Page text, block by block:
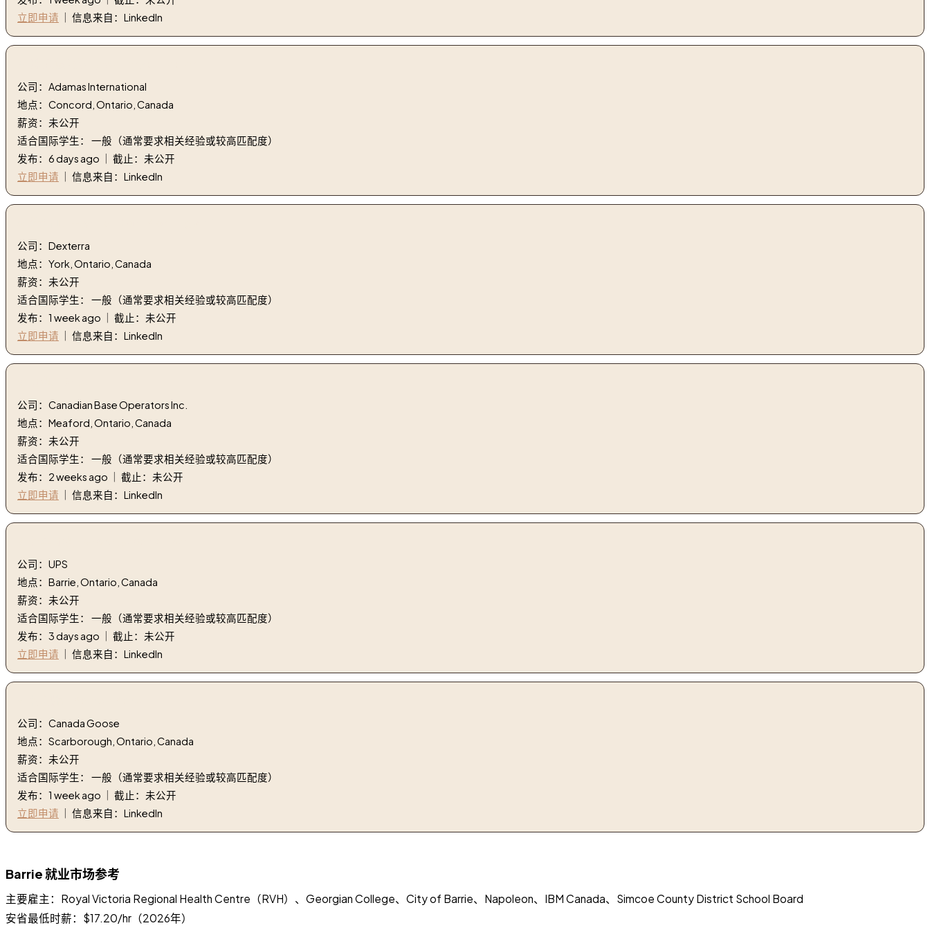
立即申请 ｜ 信息来自：LinkedIn
公司：Adamas International
地点：Concord, Ontario, Canada
薪资：未公开
适合国际学生： 一般（通常要求相关经验或较高匹配度）
发布：6 days ago ｜ 截止：未公开
立即申请 ｜ 信息来自：LinkedIn
公司：Dexterra
地点：York, Ontario, Canada
薪资：未公开
适合国际学生： 一般（通常要求相关经验或较高匹配度）
发布：1 week ago ｜ 截止：未公开
立即申请 ｜ 信息来自：LinkedIn
公司：Canadian Base Operators Inc.
地点：Meaford, Ontario, Canada
薪资：未公开
适合国际学生： 一般（通常要求相关经验或较高匹配度）
发布：2 weeks ago ｜ 截止：未公开
立即申请 ｜ 信息来自：LinkedIn
公司：UPS
地点：Barrie, Ontario, Canada
薪资：未公开
适合国际学生： 一般（通常要求相关经验或较高匹配度）
发布：3 days ago ｜ 截止：未公开
立即申请 ｜ 信息来自：LinkedIn
公司：Canada Goose
地点：Scarborough, Ontario, Canada
薪资：未公开
适合国际学生： 一般（通常要求相关经验或较高匹配度）
发布：1 week ago ｜ 截止：未公开
立即申请 ｜ 信息来自：LinkedIn
Barrie 就业市场参考
主要雇主：Royal Victoria Regional Health Centre（RVH）、Georgian College、City of Barrie、Napoleon、IBM Canada、Simcoe County District School Board
安省最低时薪：$17.20/hr（2026年）